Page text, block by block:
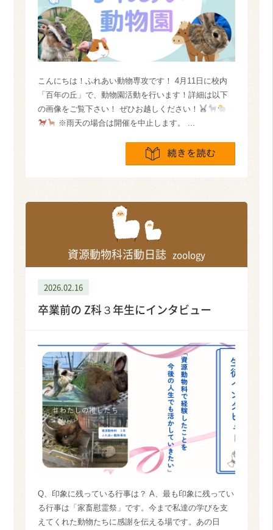
こんにちは！ふれあい動物専攻です！ 4月11日に校内
「百年の丘」で、動物園活動を行います！詳細は以下
の画像をご覧下さい！ ぜひお越しください！
※雨天の場合は開催を中止します。 ...
資源動物科活動日誌 zoology
2026.02.16
卒業前の Z科３年生にインタビュー
Q、印象に残っている行事は？ A、最も印象に残ってい
る行事は「家畜慰霊祭」です。今まで私達の学びを支
えてくれた動物たちに感謝を伝える場です。あの日